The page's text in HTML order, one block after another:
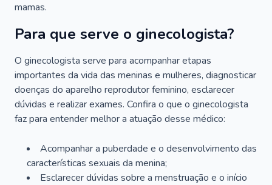
mamas.
Para que serve o ginecologista?
O ginecologista serve para acompanhar etapas
importantes da vida das meninas e mulheres, diagnosticar
doenças do aparelho reprodutor feminino, esclarecer
dúvidas e realizar exames. Confira o que o ginecologista
faz para entender melhor a atuação desse médico:
Acompanhar a puberdade e o desenvolvimento das
características sexuais da menina;
Esclarecer dúvidas sobre a menstruação e o início